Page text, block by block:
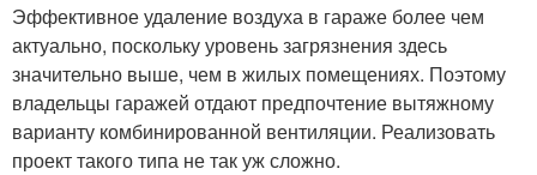
Эффективное удаление воздуха в гараже более чем
актуально, поскольку уровень загрязнения здесь
значительно выше, чем в жилых помещениях. Поэтому
владельцы гаражей отдают предпочтение вытяжному
варианту комбинированной вентиляции. Реализовать
проект такого типа не так уж сложно.